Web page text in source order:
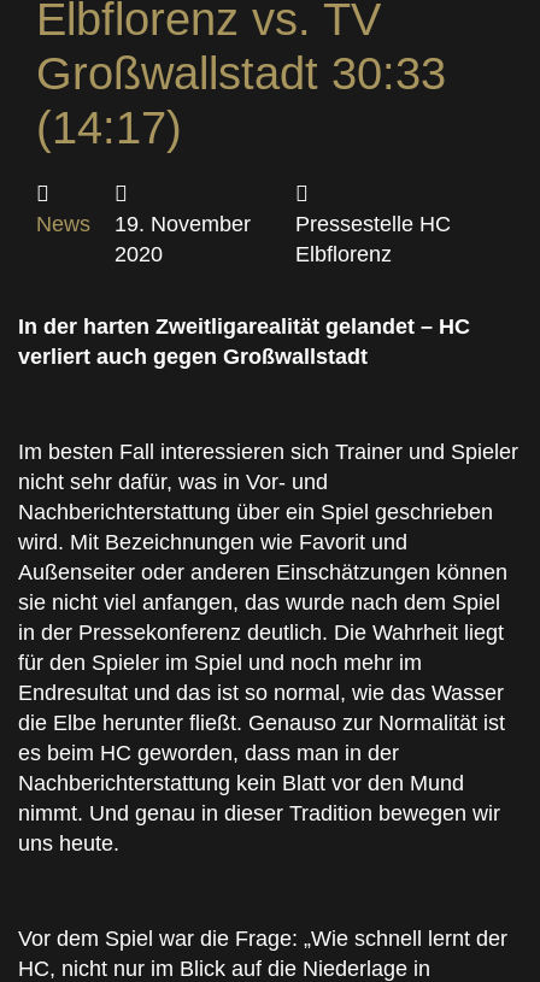
Elbflorenz vs. TV
Großwallstadt 30:33
(14:17)
News
19. November
2020
Pressestelle HC
Elbflorenz
In der harten Zweitligarealität gelandet – HC
verliert auch gegen Großwallstadt
Im besten Fall interessieren sich Trainer und Spieler
nicht sehr dafür, was in Vor- und
Nachberichterstattung über ein Spiel geschrieben
wird. Mit Bezeichnungen wie Favorit und
Außenseiter oder anderen Einschätzungen können
sie nicht viel anfangen, das wurde nach dem Spiel
in der Pressekonferenz deutlich. Die Wahrheit liegt
für den Spieler im Spiel und noch mehr im
Endresultat und das ist so normal, wie das Wasser
die Elbe herunter fließt. Genauso zur Normalität ist
es beim HC geworden, dass man in der
Nachberichterstattung kein Blatt vor den Mund
nimmt. Und genau in dieser Tradition bewegen wir
uns heute.
Vor dem Spiel war die Frage: „Wie schnell lernt der
HC, nicht nur im Blick auf die Niederlage in